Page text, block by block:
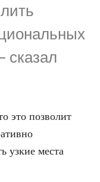
сказал
это позволит
узкие места